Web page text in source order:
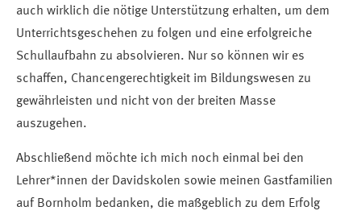
auch wirklich die nötige Unterstützung erhalten, um dem
Unterrichtsgeschehen zu folgen und eine erfolgreiche
Schullaufbahn zu absolvieren. Nur so können wir es
schaffen, Chancengerechtigkeit im Bildungswesen zu
gewährleisten und nicht von der breiten Masse
auszugehen.
Abschließend möchte ich mich noch einmal bei den
Lehrer*innen der Davidskolen sowie meinen Gastfamilien
auf Bornholm bedanken, die maßgeblich zu dem Erfolg